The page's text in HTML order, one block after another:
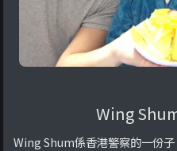
Wing
Wing Shum係香港警察的一份